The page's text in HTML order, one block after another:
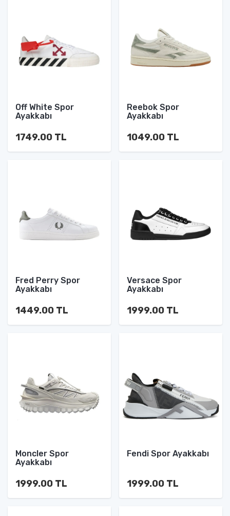
Off White Spor
Ayakkabı
1749.00 TL
Reebok Spor
Ayakkabı
1049.00 TL
Fred Perry Spor
Ayakkabı
1449.00 TL
Versace Spor
Ayakkabı
1999.00 TL
Moncler Spor
Ayakkabı
1999.00 TL
Fendi Spor Ayakkabı
1999.00 TL